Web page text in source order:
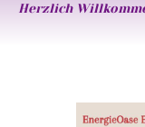
Herzlich